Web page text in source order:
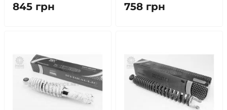
845 грн 758 грн